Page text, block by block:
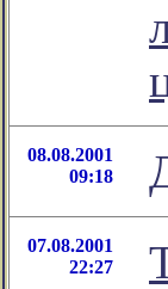
08.08.2001
09:18
07.08.2001
22:27